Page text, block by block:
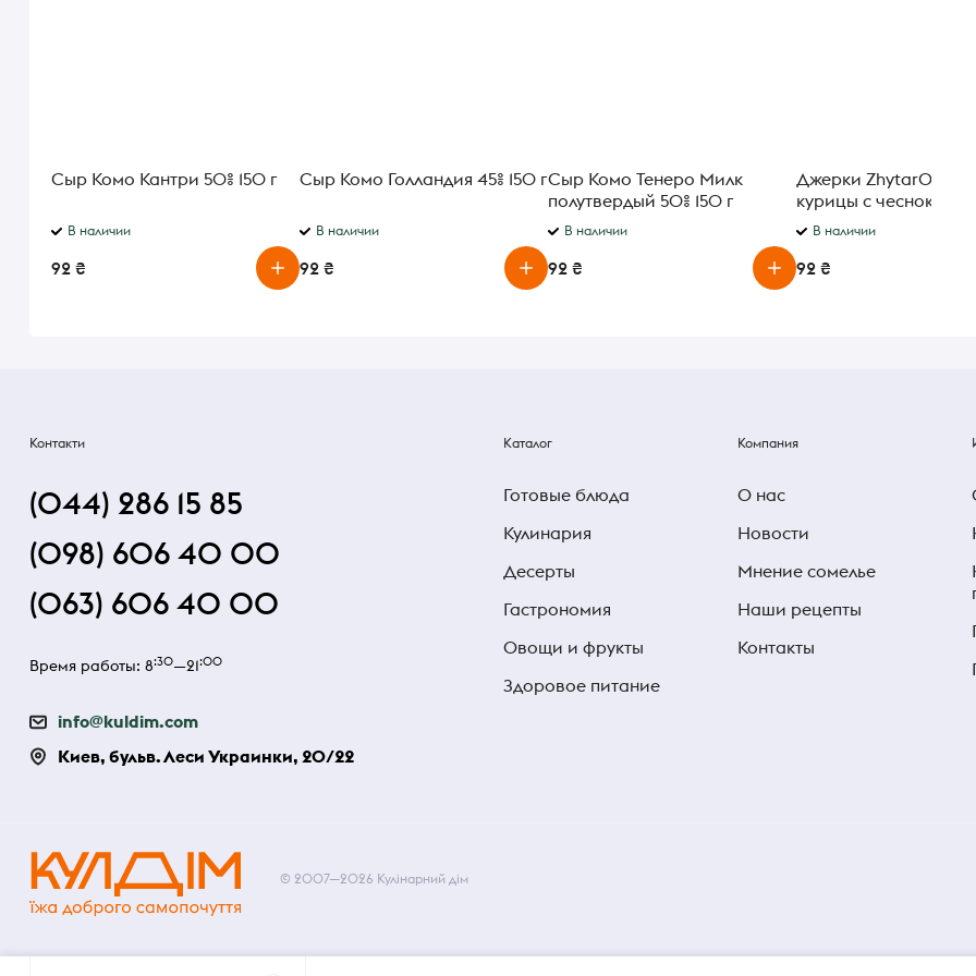
Сыр Комо Кантри 50% 150 г
В наличии
92 ₴
Сыр Комо Голландия 45% 150 г
В наличии
92 ₴
Сыр Комо Тенеро Милк
полутвердый 50% 150 г
В наличии
92 ₴
Джерки ZhytarOK мясо
курицы с чесноком 80
В наличии
92 ₴
Контакти
(044) 286 15 85
(098) 606 40 00
(063) 606 40 00
Время работы: 8:30—21:00
info@kuldim.com
Киев, бульв. Леси Украинки, 20/22
Каталог
Готовые блюда
Кулинария
Десерты
Гастрономия
Овощи и фрукты
Здоровое питание
Компания
О нас
Новости
Мнение сомелье
Наши рецепты
Контакты
© 2007—2026 Кулінарний дім